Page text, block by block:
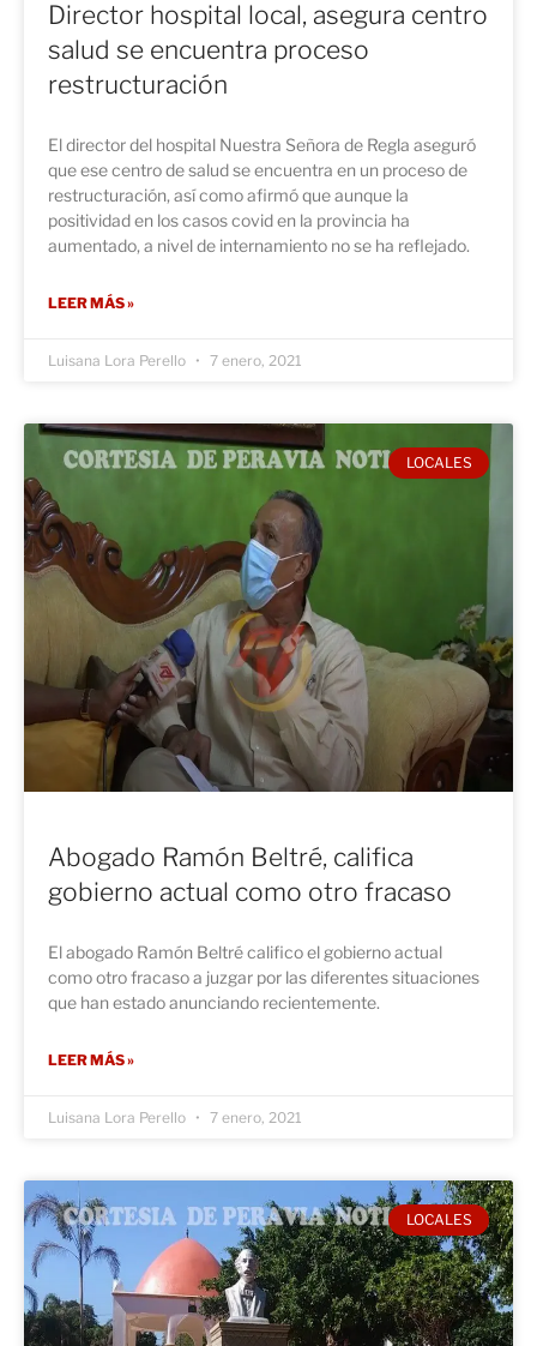
Director hospital local, asegura centro
salud se encuentra proceso
restructuración
El director del hospital Nuestra Señora de Regla aseguró
que ese centro de salud se encuentra en un proceso de
restructuración, así como afirmó que aunque la
positividad en los casos covid en la provincia ha
aumentado, a nivel de internamiento no se ha reflejado.
LEER MÁS »
Luisana Lora Perello 7 enero, 2021
LOCALES
Abogado Ramón Beltré, califica
gobierno actual como otro fracaso
El abogado Ramón Beltré califico el gobierno actual
como otro fracaso a juzgar por las diferentes situaciones
que han estado anunciando recientemente.
LEER MÁS »
Luisana Lora Perello 7 enero, 2021
LOCALES